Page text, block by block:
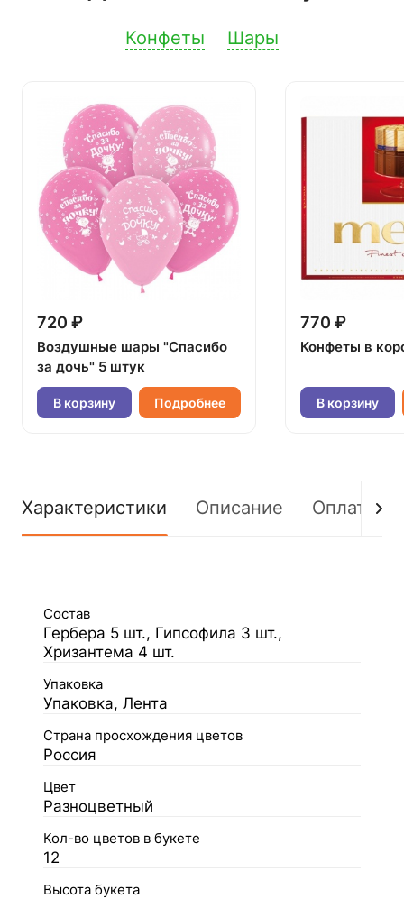
Конфеты Шары
720 ₽
Воздушные шары "Спасибо
за дочь" 5 штук
В корзину Подробнее
770 ₽
Конфеты в
В корзину
Характеристики Описание Оплата
Состав
Гербера 5 шт., Гипсофила 3 шт.,
Хризантема 4 шт.
Упаковка
Упаковка, Лента
Страна просхождения цветов
Россия
Цвет
Разноцветный
Кол-во цветов в букете
12
Высота букета